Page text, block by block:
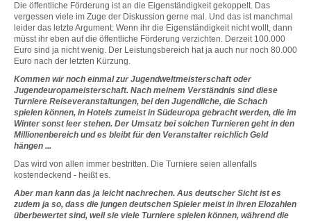
Die öffentliche Förderung ist an die Eigenständigkeit gekoppelt. Das
vergessen viele im Zuge der Diskussion gerne mal. Und das ist manchmal
leider das letzte Argument: Wenn ihr die Eigenständigkeit nicht wollt, dann
müsst ihr eben auf die öffentliche Förderung verzichten. Derzeit 100.000
Euro sind ja nicht wenig. Der Leistungsbereich hat ja auch nur noch 80.000
Euro nach der letzten Kürzung.
Kommen wir noch einmal zur Jugendweltmeisterschaft oder
Jugendeuropameisterschaft. Nach meinem Verständnis sind diese
Turniere Reiseveranstaltungen, bei den Jugendliche, die Schach
spielen können, in Hotels zumeist in Südeuropa gebracht werden, die im
Winter sonst leer stehen. Der Umsatz bei solchen Turnieren geht in den
Millionenbereich und es bleibt für den Veranstalter reichlich Geld
hängen ...
Das wird von allen immer bestritten. Die Turniere seien allenfalls
kostendeckend - heißt es.
Aber man kann das ja leicht nachrechen. Aus deutscher Sicht ist es
zudem ja so, dass die jungen deutschen Spieler meist in ihren Elozahlen
überbewertet sind, weil sie viele Turniere spielen können, während die